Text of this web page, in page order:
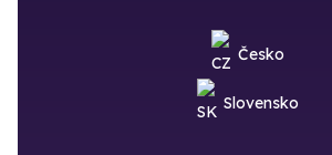
Česko
Slovensko